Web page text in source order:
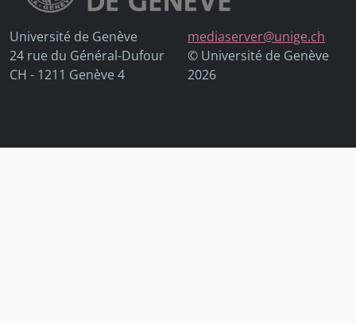
Université de Genève
24 rue du Général-Dufour
CH - 1211 Genève 4
mediaserver@unige.ch
© Université de Genève
2026